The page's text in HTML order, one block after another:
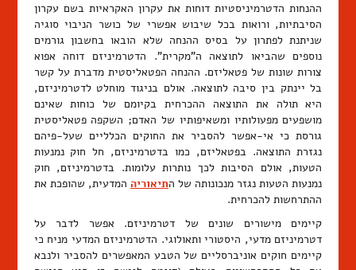
ההנחות הדטרמיניסטיות דוחות את עקרון האקראיות בשם עקרון
הסיבתיות, ורואות בכל שיבוש אפשרי של כושר הניבוי סוגיה
שניתנת לפתרון על בסיס ההנחה שלא הובאו בחשבון גורמים
נוספים שהביאו לתוצאה ה"מקרית". הדטרמיניזם דוחה אפוא
צורות שונות של פטאליזם. ההנחה הפטאליסטית מדברת על קשר
בל יינתק בין סיבה לתוצאה. אולם בניגוד מוחלט לדטרמיניזם,
היא תולה את התוצאה ההכרחית בקיומם של כוחות שאינם
מושפעים מפעולותיו ומשאיפותיו של האדם; השקפה פטאליסטית
גורסת כי אי-אפשר להסביר את החוקים הכלליים שעל-פיהם
נגזרת התוצאה. בפטאליזם, כמו בדטרמיניזם, חל חוק נמנעות
הטעות, אולם הסיבות לכך נותרות עלומות. בדטרמיניזם, חוק
נמנעות הטעות נגזר מנכונותה של התיאוריה המדעית, שהופכת את
ההתרחשות להכרחית.
קיימים מישורים שונים של דטרמיניזם. אפשר לדבר על
דטרמיניזם מדעי, היסטורי ותאולוגי. הדטרמיניזם המדעי מניח כי
קיימים חוקים אוניברסליים של הטבע המאפשרים להסביר ולנבא